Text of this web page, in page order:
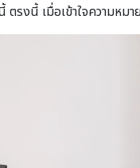
รงนี้ เมื่อเข้าใจความหม